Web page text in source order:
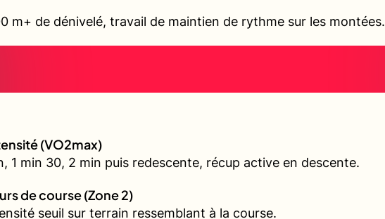
m+ de dénivelé, travail de maintien de rythme sur les montées.
(VO2max)
1 min 30, 2 min puis redescente, récup active en descente.
de course (Zone 2)
seuil sur terrain ressemblant à la course.